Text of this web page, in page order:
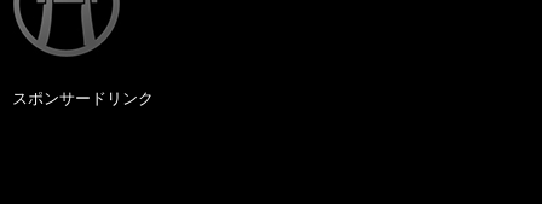
スポンサードリンク